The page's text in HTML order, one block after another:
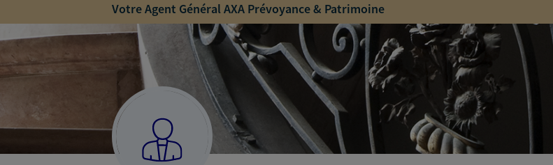
Votre Agent Général AXA Prévoyance & Patrimoine